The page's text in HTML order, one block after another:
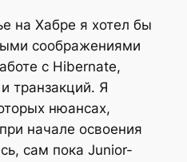
на Хабре я хотел бы
соображениями
с Hibernate,
транзакций. Я
нюансах,
начале освоения
сам пока Junior-